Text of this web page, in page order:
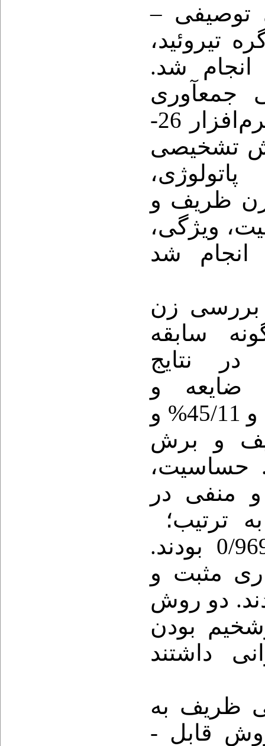
توصیفی –
تیروئید،
در بابل انجام شد.
جمع­آوری
26-
تشخیصی
ظریف و
ویژگی،
شد
بررسی زن
سابقه
در نتایج
ضایعه و
بدخیمی ضایعه به ترتیب؛ 54/88% و 45/11% و
و
ﺑﺮش
57% بودند. حساسیت،
منفی در
ترتیب؛
مثبت و
100% بودند. دو روش
بودن
همخوانی داشتند
ظریف به
قابل